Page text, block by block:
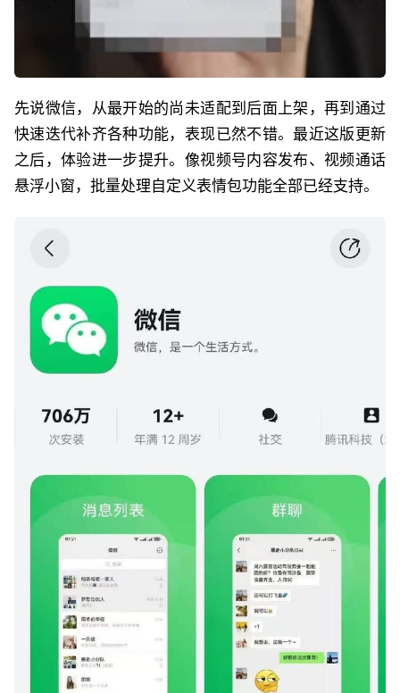
先说微信，从最开始的尚未适配到后面上架，再到通过
快速迭代补齐各种功能，表现已然不错。最近这版更新
之后，体验进一步提升。像视频号内容发布、视频通话
悬浮小窗，批量处理自定义表情包功能全部已经支持。